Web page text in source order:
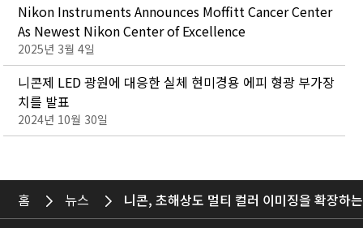
Nikon Instruments Announces Moffitt Cancer Center
As Newest Nikon Center of Excellence
2025년 3월 4일
니콘제 LED 광원에 대응한 실체 현미경용 에피 형광 부가장
치를 발표
2024년 10월 30일
홈 뉴스 니콘, 초해상도 멀티 컬러 이미징을 확장하